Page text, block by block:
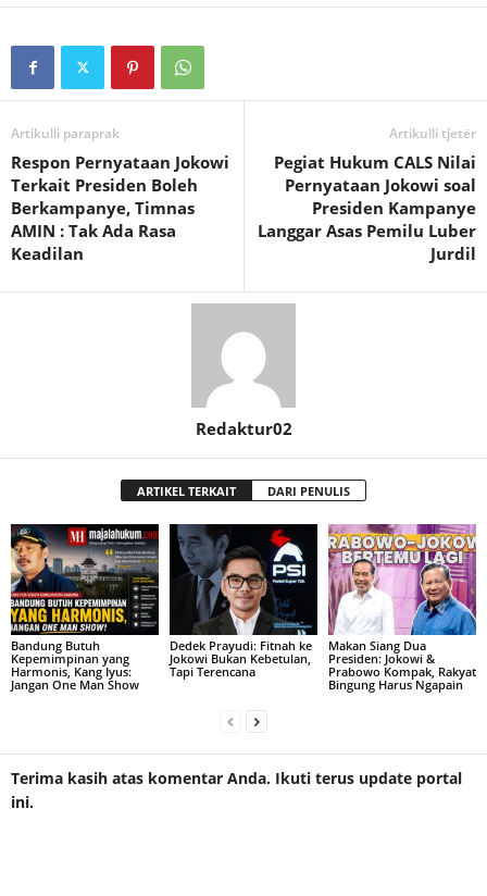
Artikulli paraprak
Respon Pernyataan Jokowi
Terkait Presiden Boleh
Berkampanye, Timnas
AMIN : Tak Ada Rasa
Keadilan
Artikulli tjetër
Pegiat Hukum CALS Nilai
Pernyataan Jokowi soal
Presiden Kampanye
Langgar Asas Pemilu Luber
Jurdil
Redaktur02
ARTIKEL TERKAIT DARI PENULIS
Bandung Butuh
Kepemimpinan yang
Harmonis, Kang Iyus:
Jangan One Man Show
Dedek Prayudi: Fitnah ke
Jokowi Bukan Kebetulan,
Tapi Terencana
Makan Siang Dua
Presiden: Jokowi &
Prabowo Kompak, Rakyat
Bingung Harus Ngapain
Terima kasih atas komentar Anda. Ikuti terus update portal
ini.